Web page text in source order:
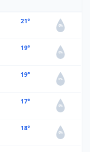
21°
0%
19°
0%
19°
0%
17°
0%
18°
0%